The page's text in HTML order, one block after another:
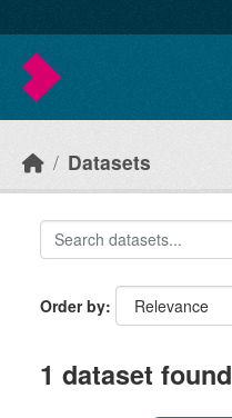
Datasets
Order by
1 dataset found